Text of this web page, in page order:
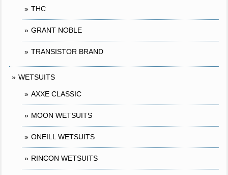
THC
GRANT NOBLE
TRANSISTOR BRAND
WETSUITS
AXXE CLASSIC
MOON WETSUITS
ONEILL WETSUITS
RINCON WETSUITS